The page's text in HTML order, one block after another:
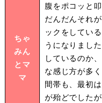
ちゃ
みん
とマ
マ
腹をポコッと
だんだんそれ
ックをしてい
うになりまし
しているのか
な感じ方が多
間帯も、最初
が殆どでした